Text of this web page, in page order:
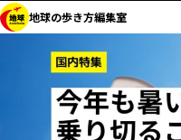
地球の歩き方編集室